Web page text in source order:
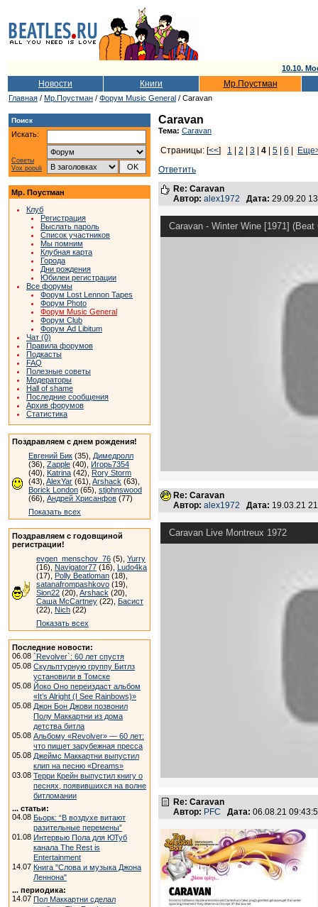
10.10.
Новости Книги Мр.Поустман
Главная / Мр.Поустман / Форум Music General / Caravan
Поиск
Искать:
Советы
Vox populi
Мр. Поустман
Клуб
Регистрация
Выслать пароль
Список участников
Мы помним
Клубная карта
Города
Дни рождения
Юбилеи регистрации
Все форумы
Форум Lost Lennon Tapes
Форум Photo
Форум Music General
Форум Club
Форум Ad Libitum
Чат (0)
Правила форумов
Подкасты
FAQ
Полезные советы
Модераторы
Hall of shame
Последние сообщения
Архив форумов
Статистика
Поздравляем с днем рождения!
Евгений Бик (35), Димедролл
(36), Zapple (40), Игорь7354
(40), Katrina (42), Rory Storm
(43), AlexYar (61), Arshack (63),
Borick London (65), stjohnswood
(66), Андрей Хрисанфов (77)
Показать всех
Поздравляем с годовщиной
регистрации!
evgen_menschov_76 (5), Yurry
(16), Navigator77 (16), Ludo4ka
(17), Polly Beatloman (18),
satanafrompashkovo (19),
Sion22 (20), Arshack (20),
Саша McCartney (22), Басист
(22), Nich (22)
Показать всех
Последние новости:
06.08 `Revolver`: 60 лет спустя
05.08 Скульптурную группу Битлз
установили в Томске
05.08 Йоко Оно переиздаст альбом
«It’s Alright (I See Rainbows)»
05.08 Джон Бон Джови позвонил
Полу Маккартни из дома
детства битла
05.08 Альбому «Revolver» — 60 лет:
что пишет зарубежная пресса
05.08 Джеймс Маккартни выпустил
клип на песню «Dreams»
03.08 Терри Крейн выпустил книгу о
песнях, появившихся на волне
битломании
... статьи:
04.08 Бьорк: “В воздухе витают
разительные перемены”
01.08 Интервью Пола для ЮТуб
канала The Rest is
Entertainment
14.07 Книга "Слова и музыка Джона
Леннона"
... периодика:
14.07 Пол Маккартни сделал
Caravan
Тема: Caravan
Страницы: [<<] 1 2 3 4 5 6
Ответить
Re: Caravan
Автор: alex1972 Дата: 29.09.20
Caravan - Winter Wine [1971] (Beat
Re: Caravan
Автор: alex1972 Дата: 19.03.21
Caravan Live Montreux 1972
Re: Caravan
Автор: PFC Дата: 06.08.21